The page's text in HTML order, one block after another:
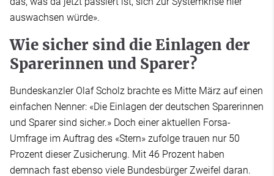
auswachsen würde».
Wie sicher sind die Einlagen der
Sparerinnen und Sparer?
Bundeskanzler Olaf Scholz brachte es Mitte März auf einen
einfachen Nenner: «Die Einlagen der deutschen Sparerinnen
und Sparer sind sicher.» Doch einer aktuellen Forsa-
Umfrage im Auftrag des «Stern» zufolge trauen nur 50
Prozent dieser Zusicherung. Mit 46 Prozent haben
demnach fast ebenso viele Bundesbürger Zweifel daran.